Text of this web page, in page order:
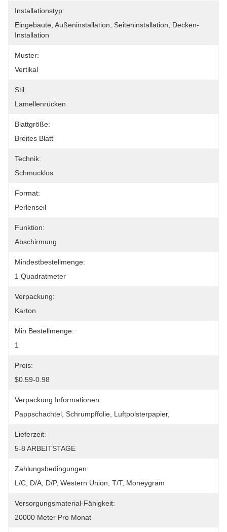
Installationstyp:
Eingebaute, Außeninstallation, Seiteninstallation, Decken-
Installation
Muster:
Vertikal
Stil:
Lamellenrücken
Blattgröße:
Breites Blatt
Technik:
Schmucklos
Format:
Perlenseil
Funktion:
Abschirmung
Mindestbestellmenge:
1 Quadratmeter
Verpackung:
Karton
Min Bestellmenge:
1
Preis:
$0.59-0.98
Verpackung Informationen:
Pappschachtel, Schrumpffolie, Luftpolsterpapier,
Lieferzeit:
5-8 ARBEITSTAGE
Zahlungsbedingungen:
L/C, D/A, D/P, Western Union, T/T, Moneygram
Versorgungsmaterial-Fähigkeit:
20000 Meter Pro Monat